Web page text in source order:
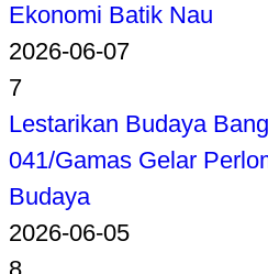
Ekonomi Batik Nau
2026-06-07
7
Lestarikan Budaya
041/Gamas Gelar
Budaya
2026-06-05